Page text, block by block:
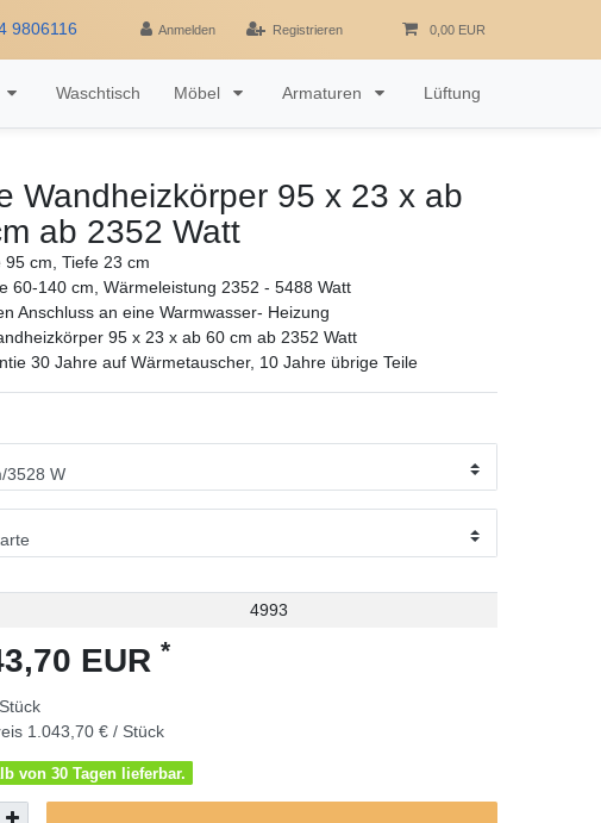
9806116 Anmelden Registrieren 0,00 EUR
Waschtisch Möbel Armaturen Lüftung
Wandheizkörper 95 x 23 x ab
ab 2352 Watt
95 cm, Tiefe 23 cm
60-140 cm, Wärmeleistung 2352 - 5488 Watt
Anschluss an eine Warmwasser- Heizung
95 x 23 x ab 60 cm ab 2352 Watt
30 Jahre auf Wärmetauscher, 10 Jahre übrige Teile
4993
EUR *
Stück
1.043,70 € / Stück
von 30 Tagen lieferbar.